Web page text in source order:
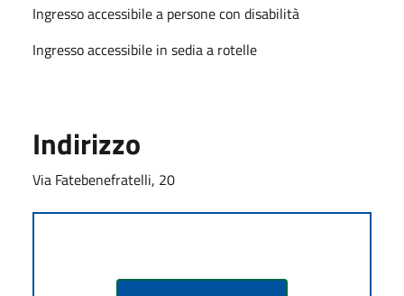
Ingresso accessibile a persone con disabilità
Ingresso accessibile in sedia a rotelle
Indirizzo
Via Fatebenefratelli, 20